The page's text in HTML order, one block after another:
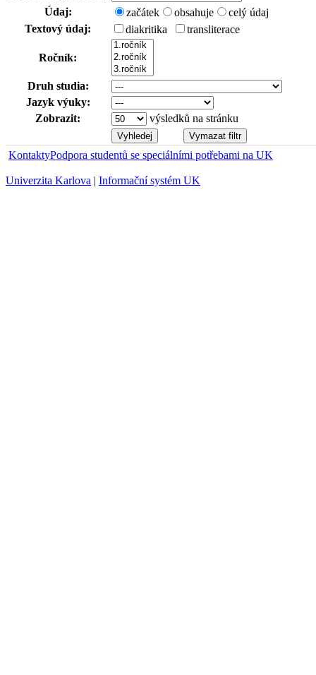
Údaj:
začátek obsahuje
celý údaj
Textový údaj:
diakritika transliterace
Ročník:
Druh studia:
Jazyk výuky:
Zobrazit:
výsledků na stránku
KontaktyPodpora studentů se speciálními potřebami na UK
Univerzita Karlova Informační systém UK